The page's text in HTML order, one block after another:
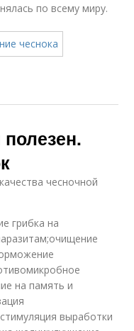
Рецепты из чеснока
по всему миру.
чесночной
грибка на
на память и
выработки